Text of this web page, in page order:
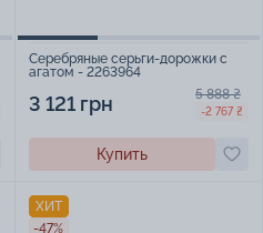
Серебряные серьги-дорожки с
агатом - 2263964
3 121 грн 5 888 ₴
-2 767 ₴
Купить
ХИТ
-47%